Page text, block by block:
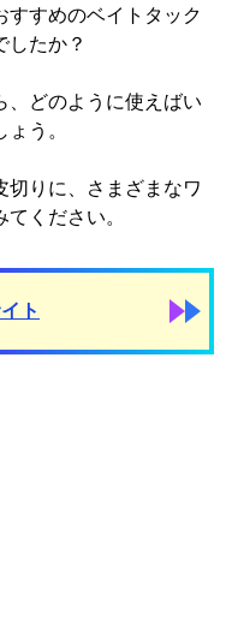
すすめのベイトタック
したか？
、どのように使えばい
う。
切りに、さまざまなワ
ください。
ト